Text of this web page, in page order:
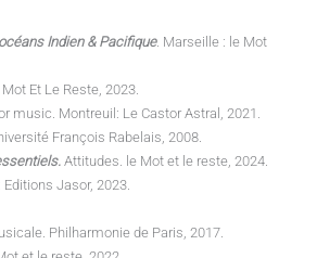
Indien & Pacifique. Marseille : le Mot
Mot Et Le Reste, 2023.
music. Montreuil: Le Castor Astral, 2021.
François Rabelais, 2008.
Attitudes. le Mot et le reste, 2024.
Jasor, 2023.
Philharmonie de Paris, 2017.